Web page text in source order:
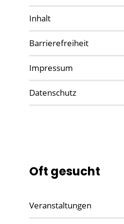
Inhalt
Barrierefreiheit
Impressum
Datenschutz
Oft gesucht
Veranstaltungen